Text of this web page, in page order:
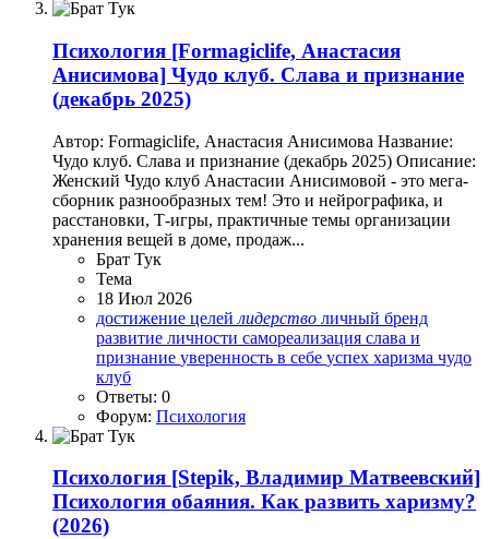
Психология [Formagiclife, Анастасия
Анисимова] Чудо клуб. Слава и признание
(декабрь 2025)
Автор: Formagiclife, Анастасия Анисимова Название:
Чудо клуб. Слава и признание (декабрь 2025) Описание:
Женский Чудо клуб Анастасии Анисимовой - это мега-
сборник разнообразных тем! Это и нейрографика, и
расстановки, Т-игры, практичные темы организации
хранения вещей в доме, продаж...
Брат Тук
Тема
18 Июл 2026
достижение целей лидерство личный бренд
развитие личности самореализация слава и
признание уверенность в себе успех харизма чудо
клуб
Ответы: 0
Форум: Психология
Психология [Stepik, Владимир Матвеевский]
Психология обаяния. Как развить харизму?
(2026)